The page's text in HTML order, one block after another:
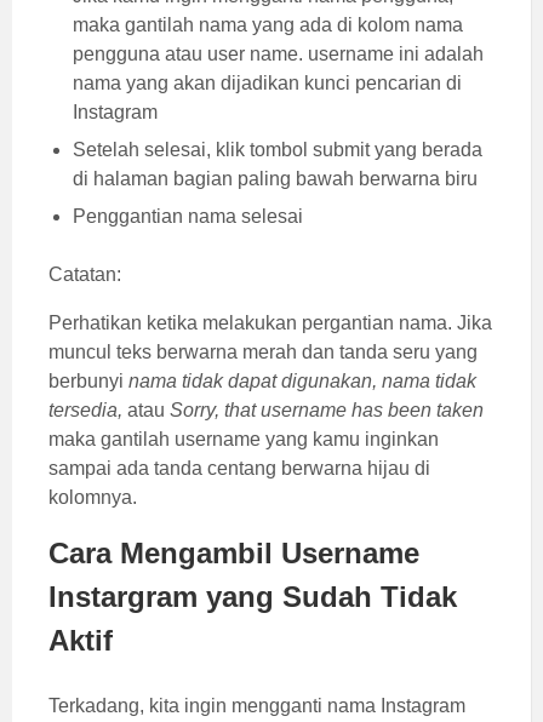
maka gantilah nama yang ada di kolom nama
pengguna atau user name. username ini adalah
nama yang akan dijadikan kunci pencarian di
Instagram
Setelah selesai, klik tombol submit yang berada
di halaman bagian paling bawah berwarna biru
Penggantian nama selesai
Catatan:
Perhatikan ketika melakukan pergantian nama. Jika
muncul teks berwarna merah dan tanda seru yang
berbunyi nama tidak dapat digunakan, nama tidak
tersedia, atau Sorry, that username has been taken
maka gantilah username yang kamu inginkan
sampai ada tanda centang berwarna hijau di
kolomnya.
Cara Mengambil Username
Instargram yang Sudah Tidak
Aktif
Terkadang, kita ingin mengganti nama Instagram